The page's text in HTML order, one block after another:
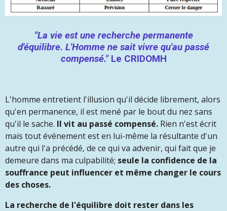
"La vie est une recherche permanente
d'équilibre. L'Homme ne sait vivre qu'au passé
compensé." Le CRIDOMH
L'homme entretient l'illusion qu'il décide librement, alors
qu'en permanence, il est mené par le bout du nez sans
qu'il le sache. Il vit au passé compensé. Rien n'est écrit
mais tout événement est en lui-même la résultante d'un
autre qui l'a précédé, de ce qui va advenir, qui fait que je
demeure dans ma culpabilité; seule la confidence de la
souffrance peut influencer et même changer le cours
des choses.
La recherche de l'équilibre doit rester dans les